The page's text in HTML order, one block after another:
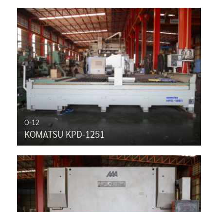
O-12
KOMATSU KPD-1251